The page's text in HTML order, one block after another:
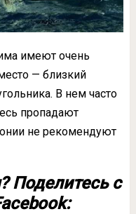
имеют очень
— близкий
В нем часто
пропадают
не рекомендуют
Поделитесь с